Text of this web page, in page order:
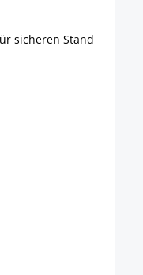
sicheren Stand